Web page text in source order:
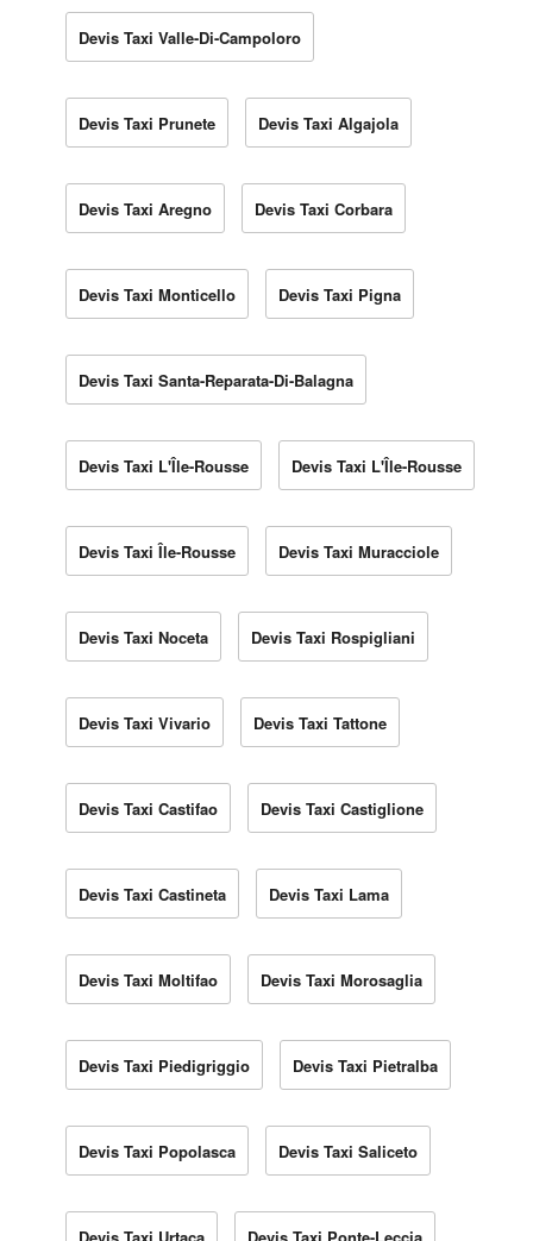
Devis Taxi Valle-Di-Campoloro
Devis Taxi Prunete Devis Taxi Algajola
Devis Taxi Aregno Devis Taxi Corbara
Devis Taxi Monticello Devis Taxi Pigna
Devis Taxi Santa-Reparata-Di-Balagna
Devis Taxi L'Île-Rousse Devis Taxi L'Île-Rousse
Devis Taxi Île-Rousse Devis Taxi Muracciole
Devis Taxi Noceta Devis Taxi Rospigliani
Devis Taxi Vivario Devis Taxi Tattone
Devis Taxi Castifao Devis Taxi Castiglione
Devis Taxi Castineta Devis Taxi Lama
Devis Taxi Moltifao Devis Taxi Morosaglia
Devis Taxi Piedigriggio Devis Taxi Pietralba
Devis Taxi Popolasca Devis Taxi Saliceto